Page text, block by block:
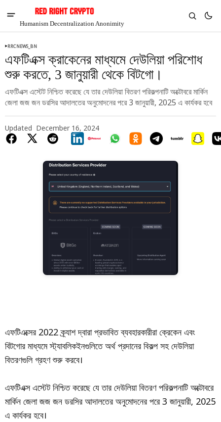
Humanism Decentralization Anonimity
Chia
$1.38
-7.38%
RRCNEWS_BN
এফটিএক্স ক্রাকেনের মাধ্যমে দেউলিয়া পরিশোধ
শুরু করতে, 3 জানুয়ারী থেকে বিটগো।
এফটিএক্স এস্টেট নিশ্চিত করেছে যে তার দেউলিয়া বিতরণ পরিকল্পনাটি অক্টোবরে মার্কিন
জেলা জজ জন ডরসির আদালতের অনুমোদনের পরে 3 জানুয়ারী, 2025 এ কার্যকর হবে
Updated December 16, 2024
এফটিএক্সের 2022 ক্র্যাশ দ্বারা প্রভাবিত ব্যবহারকারীরা ক্রেকেন এবং
বিটগোর মাধ্যমে স্ট্যাবলিকইনগুলিতে অর্থ প্রদানের বিকল্প সহ দেউলিয়া
বিতরণগুলি গ্রহণ শুরু করবে।
এফটিএক্স এস্টেট নিশ্চিত করেছে যে তার দেউলিয়া বিতরণ পরিকল্পনাটি অক্টোবরে
মার্কিন জেলা জজ জন ডরসির আদালতের অনুমোদনের পরে 3 জানুয়ারী, 2025
এ কার্যকর হবে।